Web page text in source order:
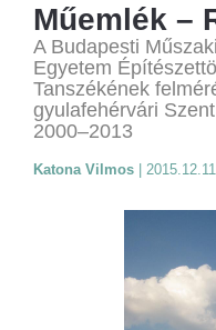
Műemlék –
A Budapesti
Egyetem
Tanszékének
gyulafehérvári
2000–2013
Katona Vilmos